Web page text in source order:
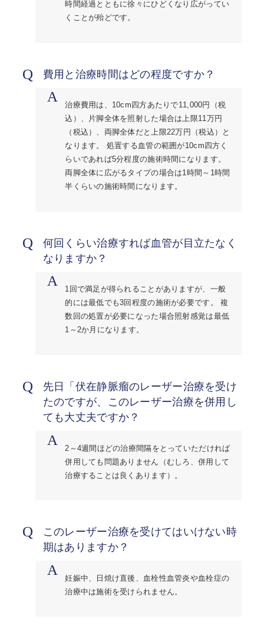
時間経過とともに徐々にひどくなり広がってい
くことが殆どです。
Q 費用と治療時間はどの程度ですか？
A
治療費用は、10cm四方あたりで11,000円（税
込）、片脚全体を照射した場合は上限11万円
（税込）、両脚全体だと上限22万円（税込）と
なります。 処置する血管の範囲が10cm四方く
らいであれば5分程度の施術時間になります。
両脚全体に広がるタイプの場合は1時間～1時間
半くらいの施術時間になります。
Q
何回くらい治療すれば血管が目立たなく
なりますか？
A
1回で満足が得られることがありますが、一般
的には最低でも3回程度の施術が必要です。 複
数回の処置が必要になった場合照射感覚は最低
1～2か月になります。
Q
先日「伏在静脈瘤のレーザー治療を受け
たのですが、このレーザー治療を併用し
ても大丈夫ですか？
A
2～4週間ほどの治療間隔をとっていただければ
併用しても問題ありません（むしろ、併用して
治療することは良くあります）。
Q
このレーザー治療を受けてはいけない時
期はありますか？
A
妊娠中、日焼け直後、血栓性血管炎や血栓症の
治療中は施術を受けられません。